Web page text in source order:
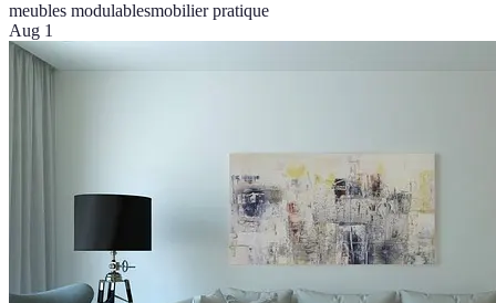
meubles modulablesmobilier pratique
Aug 1